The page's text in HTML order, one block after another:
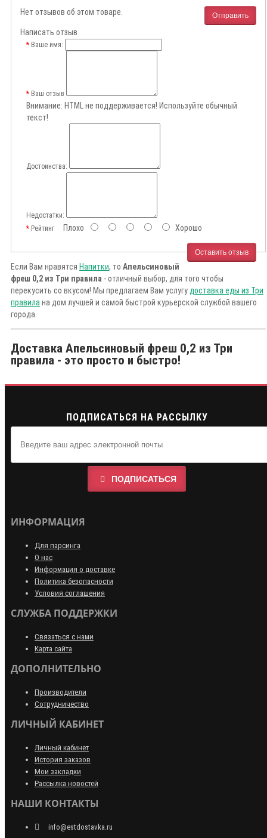
Отправить
Нет отзывов об этом товаре.
Написать отзыв
Ваше имя:
Ваш отзыв
Внимание: HTML не поддерживается! Используйте обычный
текст!
Достоинства:
Недостатки:
РейтингПлохо Хорошо
Оставить отзыв
Если Вам нравятся Напитки, то Апельсиновый
фреш 0,2 из Три правила - отличный выбор, для того чтобы
перекусить со вкусом! Мы предлагаем Вам услугу доставка еды из Три
правила на дом лучшей и самой быстрой курьерской службой вашего
города.
Доставка Апельсиновый фреш 0,2 из Три
правила - это просто и быстро!
ПОДПИСАТЬСЯ НА РАССЫЛКУ
ПОДПИСАТЬСЯ
ИНФОРМАЦИЯ
Для парсинга
О нас
Информация о доставке
Политика безопасности
Условия соглашения
СЛУЖБА ПОДДЕРЖКИ
Связаться с нами
Карта сайта
ДОПОЛНИТЕЛЬНО
Производители
Сотрудничество
ЛИЧНЫЙ КАБИНЕТ
Личный кабинет
История заказов
Мои закладки
Рассылка новостей
НАШИ КОНТАКТЫ
info@estdostavka.ru